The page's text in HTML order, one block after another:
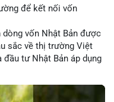
để kết nối vốn
dòng vốn Nhật Bản được
sắc về thị trường Việt
tư Nhật Bản áp dụng
việc giao dịch tài chính.
trưởng cho Việt Nam mà